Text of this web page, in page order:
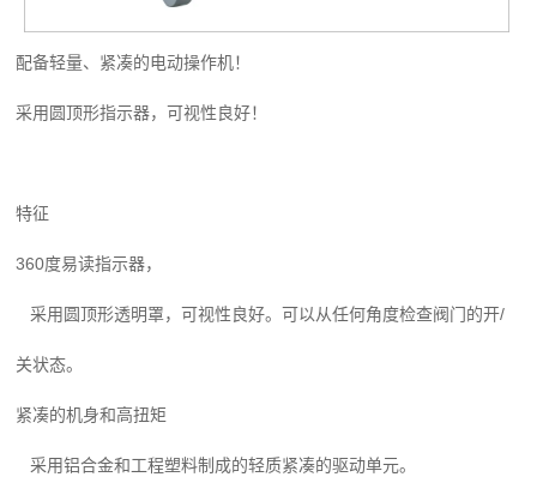
配备轻量、紧凑的电动操作机！
采用圆顶形指示器，可视性良好！
特征
360度易读指示器，
采用圆顶形透明罩，可视性良好。可以从任何角度检查阀门的开/
关状态。
紧凑的机身和高扭矩
采用铝合金和工程塑料制成的轻质紧凑的驱动单元。